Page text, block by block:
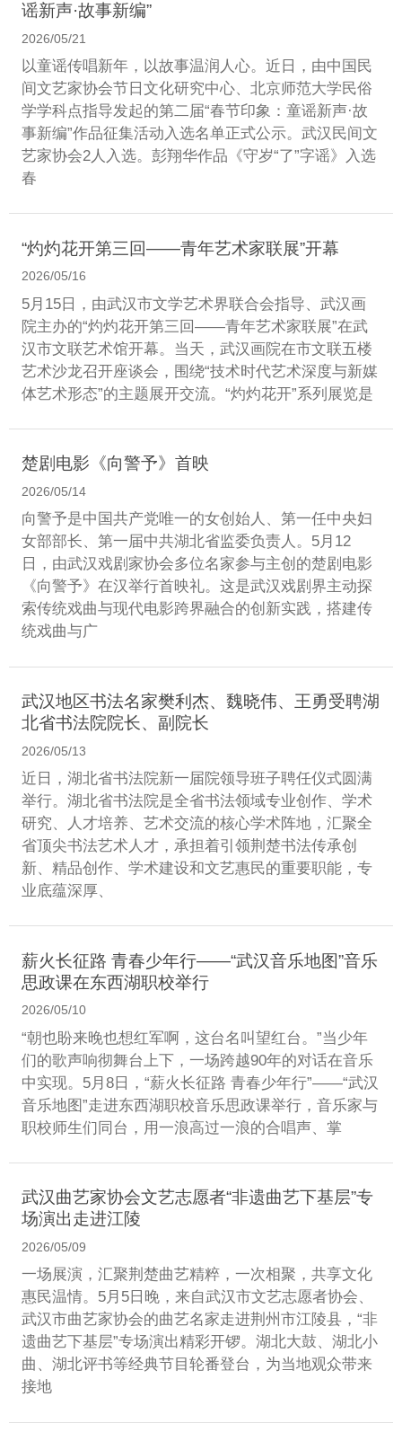
谣新声·故事新编”
2026/05/21
以童谣传唱新年，以故事温润人心。近日，由中国民
间文艺家协会节日文化研究中心、北京师范大学民俗
学学科点指导发起的第二届“春节印象：童谣新声·故
事新编”作品征集活动入选名单正式公示。武汉民间文
艺家协会2人入选。彭翔华作品《守岁“了”字谣》入选
春
“灼灼花开第三回——青年艺术家联展”开幕
2026/05/16
5月15日，由武汉市文学艺术界联合会指导、武汉画
院主办的“灼灼花开第三回——青年艺术家联展”在武
汉市文联艺术馆开幕。当天，武汉画院在市文联五楼
艺术沙龙召开座谈会，围绕“技术时代艺术深度与新媒
体艺术形态”的主题展开交流。“灼灼花开”系列展览是
楚剧电影《向警予》首映
2026/05/14
向警予是中国共产党唯一的女创始人、第一任中央妇
女部部长、第一届中共湖北省监委负责人。5月12
日，由武汉戏剧家协会多位名家参与主创的楚剧电影
《向警予》在汉举行首映礼。这是武汉戏剧界主动探
索传统戏曲与现代电影跨界融合的创新实践，搭建传
统戏曲与广
武汉地区书法名家樊利杰、魏晓伟、王勇受聘湖
北省书法院院长、副院长
2026/05/13
近日，湖北省书法院新一届院领导班子聘任仪式圆满
举行。湖北省书法院是全省书法领域专业创作、学术
研究、人才培养、艺术交流的核心学术阵地，汇聚全
省顶尖书法艺术人才，承担着引领荆楚书法传承创
新、精品创作、学术建设和文艺惠民的重要职能，专
业底蕴深厚、
薪火长征路 青春少年行——“武汉音乐地图”音乐
思政课在东西湖职校举行
2026/05/10
“朝也盼来晚也想红军啊，这台名叫望红台。”当少年
们的歌声响彻舞台上下，一场跨越90年的对话在音乐
中实现。5月8日，“薪火长征路 青春少年行”——“武汉
音乐地图”走进东西湖职校音乐思政课举行，音乐家与
职校师生们同台，用一浪高过一浪的合唱声、掌
武汉曲艺家协会文艺志愿者“非遗曲艺下基层”专
场演出走进江陵
2026/05/09
一场展演，汇聚荆楚曲艺精粹，一次相聚，共享文化
惠民温情。5月5日晚，来自武汉市文艺志愿者协会、
武汉市曲艺家协会的曲艺名家走进荆州市江陵县，“非
遗曲艺下基层”专场演出精彩开锣。湖北大鼓、湖北小
曲、湖北评书等经典节目轮番登台，为当地观众带来
接地